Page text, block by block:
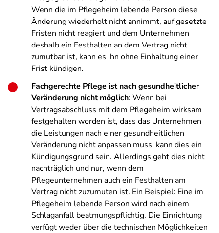
Wenn die im Pflegeheim lebende Person diese
Änderung wiederholt nicht annimmt, auf gesetzte
Fristen nicht reagiert und dem Unternehmen
deshalb ein Festhalten an dem Vertrag nicht
zumutbar ist, kann es ihn ohne Einhaltung einer
Frist kündigen.
Fachgerechte Pflege ist nach gesundheitlicher
Veränderung nicht möglich: Wenn bei
Vertragsabschluss mit dem Pflegeheim wirksam
festgehalten worden ist, dass das Unternehmen
die Leistungen nach einer gesundheitlichen
Veränderung nicht anpassen muss, kann dies ein
Kündigungsgrund sein. Allerdings geht dies nicht
nachträglich und nur, wenn dem
Pflegeunternehmen auch ein Festhalten am
Vertrag nicht zuzumuten ist. Ein Beispiel: Eine im
Pflegeheim lebende Person wird nach einem
Schlaganfall beatmungspflichtig. Die Einrichtung
verfügt weder über die technischen Möglichkeiten